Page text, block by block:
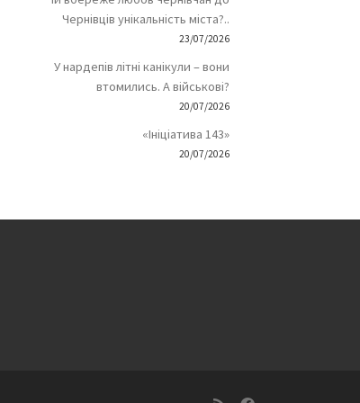
Чернівців унікальність міста?..
23/07/2026
У нардепів літні канікули – вони
втомились. А військові?
20/07/2026
«Ініціатива 143»
20/07/2026